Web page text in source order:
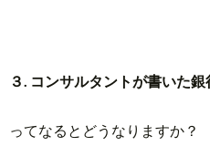
３. コンサルタントが書いた
ってなるとどうなりますか？